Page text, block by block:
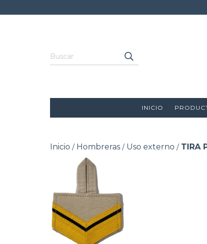
INICIO
Inicio / Hombreras / Uso externo / TIRA